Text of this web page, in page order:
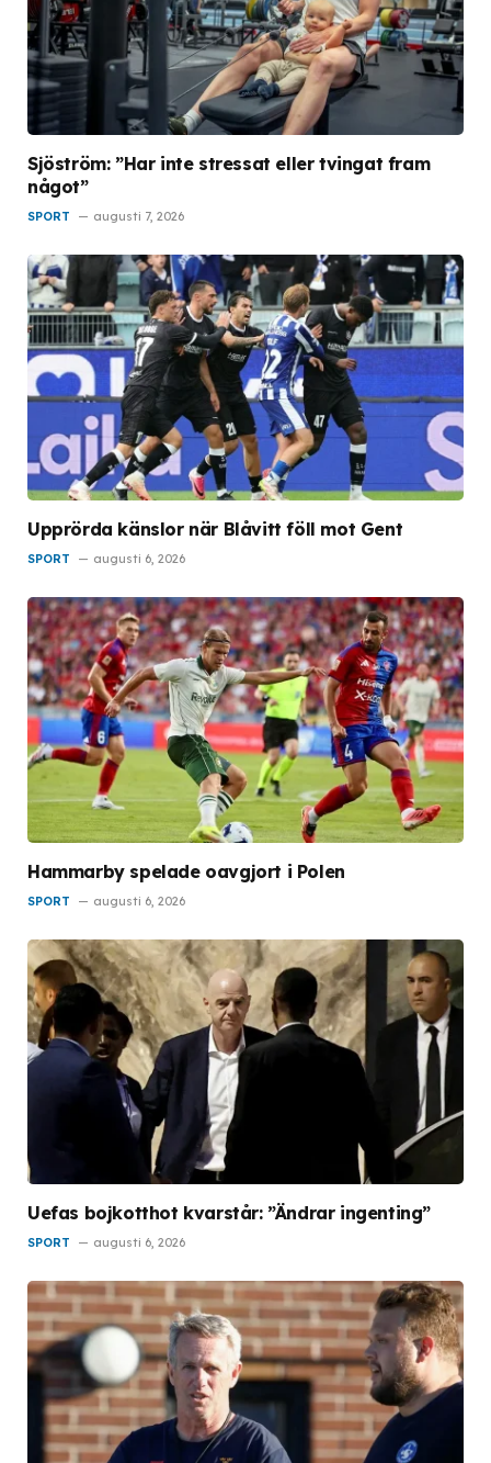
Sjöström: ”Har inte stressat eller tvingat fram
något”
SPORT augusti 7, 2026
Upprörda känslor när Blåvitt föll mot Gent
SPORT augusti 6, 2026
Hammarby spelade oavgjort i Polen
SPORT augusti 6, 2026
Uefas bojkotthot kvarstår: ”Ändrar ingenting”
SPORT augusti 6, 2026